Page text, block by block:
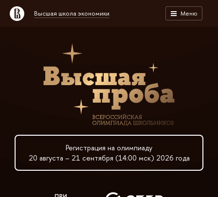
Высшая школа экономики Меню
Регистрация на олимпиаду
20 августа – 21 сентября (14:00 мск) 2026 года